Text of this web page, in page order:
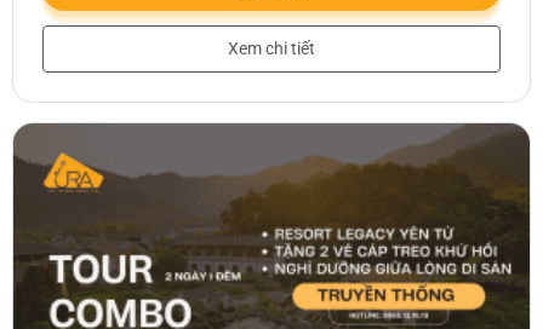
Xem chi tiết